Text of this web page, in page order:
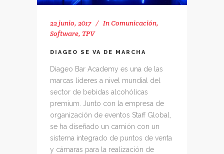
22 junio, 2017 InComunicación,
Software, TPV
DIAGEO SE VA DE MARCHA
Diageo Bar Academy es una de las
marcas líderes a nivel mundial del
sector de bebidas alcohólicas
premium. Junto con la empresa de
organización de eventos Staff Global,
se ha diseñado un camión con un
sistema integrado de puntos de venta
y cámaras para la realización de